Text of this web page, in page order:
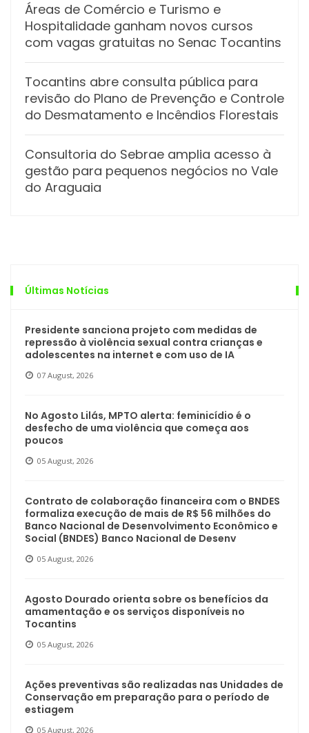
Áreas de Comércio e Turismo e
Hospitalidade ganham novos cursos
com vagas gratuitas no Senac Tocantins
Tocantins abre consulta pública para
revisão do Plano de Prevenção e Controle
do Desmatamento e Incêndios Florestais
Consultoria do Sebrae amplia acesso à
gestão para pequenos negócios no Vale
do Araguaia
Últimas Notícias
Presidente sanciona projeto com medidas de
repressão à violência sexual contra crianças e
adolescentes na internet e com uso de IA
07 August, 2026
No Agosto Lilás, MPTO alerta: feminicídio é o
desfecho de uma violência que começa aos
poucos
05 August, 2026
Contrato de colaboração financeira com o BNDES
formaliza execução de mais de R$ 56 milhões do
Banco Nacional de Desenvolvimento Econômico e
Social (BNDES) Banco Nacional de Desenv
05 August, 2026
Agosto Dourado orienta sobre os benefícios da
amamentação e os serviços disponíveis no
Tocantins
05 August, 2026
Ações preventivas são realizadas nas Unidades de
Conservação em preparação para o período de
estiagem
05 August, 2026